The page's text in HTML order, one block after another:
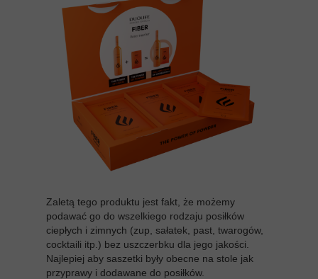
Zaletą tego produktu jest fakt, że możemy
podawać go do wszelkiego rodzaju posiłków
ciepłych i zimnych (zup, sałatek, past, twarogów,
cocktaili itp.) bez uszczerbku dla jego jakości.
Najlepiej aby saszetki były obecne na stole jak
przyprawy i dodawane do posiłków.